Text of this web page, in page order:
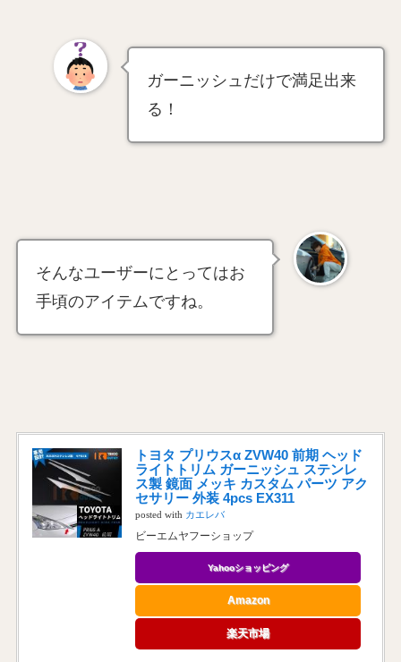
ガーニッシュだけで満足出来
る！
そんなユーザーにとってはお
手頃のアイテムですね。
トヨタ プリウスα ZVW40 前期 ヘッド
ライトトリム ガーニッシュ ステンレ
ス製 鏡面 メッキ カスタム パーツ アク
セサリー 外装 4pcs EX311
posted with カエレバ
ビーエムヤフーショップ
Yahooショッピング
Amazon
楽天市場